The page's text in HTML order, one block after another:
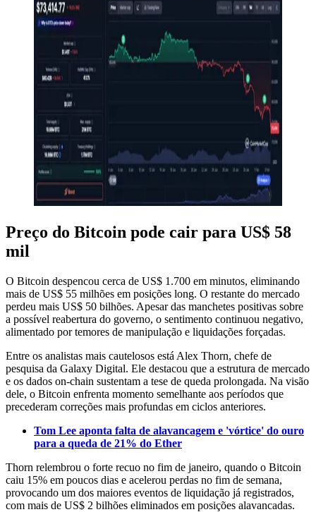
Preço do Bitcoin pode cair para US$ 58
mil
O Bitcoin despencou cerca de US$ 1.700 em minutos, eliminando
mais de US$ 55 milhões em posições long. O restante do mercado
perdeu mais US$ 50 bilhões. Apesar das manchetes positivas sobre
a possível reabertura do governo, o sentimento continuou negativo,
alimentado por temores de manipulação e liquidações forçadas.
Entre os analistas mais cautelosos está Alex Thorn, chefe de
pesquisa da Galaxy Digital. Ele destacou que a estrutura de mercado
e os dados on-chain sustentam a tese de queda prolongada. Na visão
dele, o Bitcoin enfrenta momento semelhante aos períodos que
precederam correções mais profundas em ciclos anteriores.
Tom Lee aponta falta de alavancagem e 'vórtice' do ouro
para a queda de 21% do Ether
Thorn relembrou o forte recuo no fim de janeiro, quando o Bitcoin
caiu 15% em poucos dias e acelerou perdas no fim de semana,
provocando um dos maiores eventos de liquidação já registrados,
com mais de US$ 2 bilhões eliminados em posições alavancadas.